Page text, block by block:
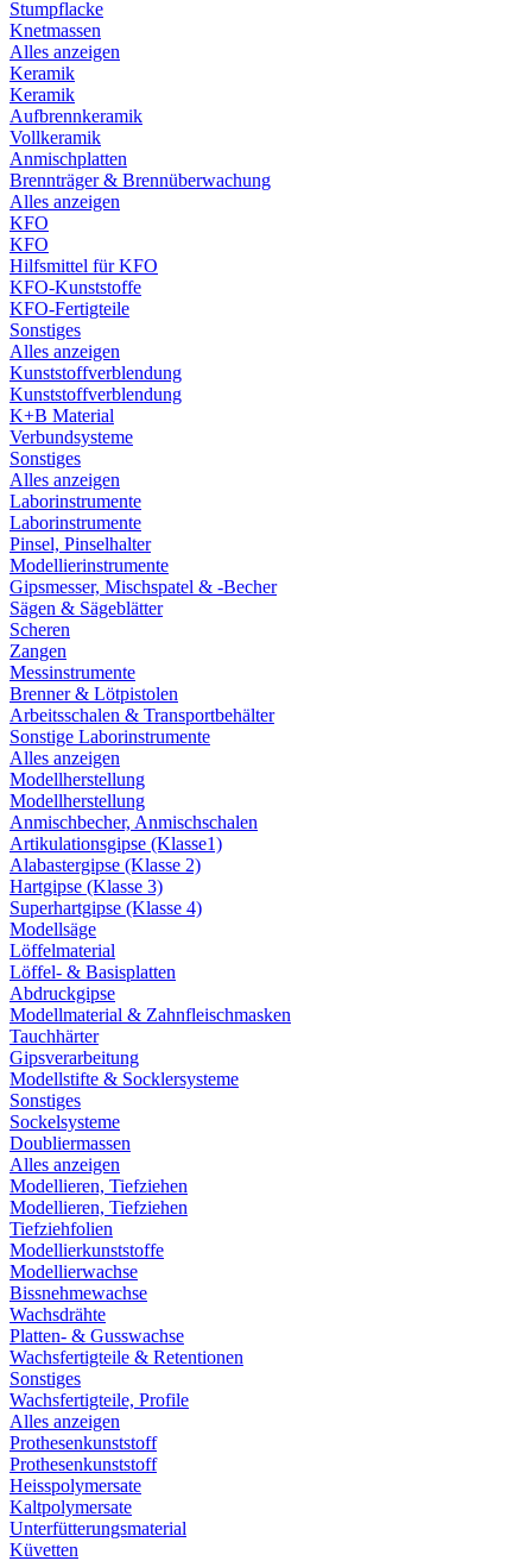
Stumpflacke
Knetmassen
Alles anzeigen
Keramik
Keramik
Aufbrennkeramik
Vollkeramik
Anmischplatten
Brennträger & Brennüberwachung
Alles anzeigen
KFO
KFO
Hilfsmittel für KFO
KFO-Kunststoffe
KFO-Fertigteile
Sonstiges
Alles anzeigen
Kunststoffverblendung
Kunststoffverblendung
K+B Material
Verbundsysteme
Sonstiges
Alles anzeigen
Laborinstrumente
Laborinstrumente
Pinsel, Pinselhalter
Modellierinstrumente
Gipsmesser, Mischspatel & -Becher
Sägen & Sägeblätter
Scheren
Zangen
Messinstrumente
Brenner & Lötpistolen
Arbeitsschalen & Transportbehälter
Sonstige Laborinstrumente
Alles anzeigen
Modellherstellung
Modellherstellung
Anmischbecher, Anmischschalen
Artikulationsgipse (Klasse1)
Alabastergipse (Klasse 2)
Hartgipse (Klasse 3)
Superhartgipse (Klasse 4)
Modellsäge
Löffelmaterial
Löffel- & Basisplatten
Abdruckgipse
Modellmaterial & Zahnfleischmasken
Tauchhärter
Gipsverarbeitung
Modellstifte & Socklersysteme
Sonstiges
Sockelsysteme
Doubliermassen
Alles anzeigen
Modellieren, Tiefziehen
Modellieren, Tiefziehen
Tiefziehfolien
Modellierkunststoffe
Modellierwachse
Bissnehmewachse
Wachsdrähte
Platten- & Gusswachse
Wachsfertigteile & Retentionen
Sonstiges
Wachsfertigteile, Profile
Alles anzeigen
Prothesenkunststoff
Prothesenkunststoff
Heisspolymersate
Kaltpolymersate
Unterfütterungsmaterial
Küvetten